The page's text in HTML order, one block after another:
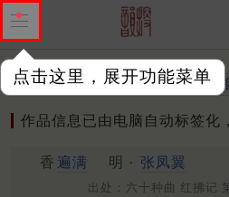
点击这里，展开功能菜单
作品 标注四声 出处、引用
作品信息已由电脑自动标签化
香 遍满 明 · 张凤翼
出处：六十种曲 红拂记